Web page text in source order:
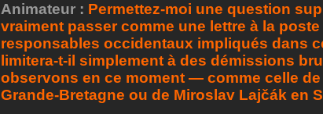
Animateur : Permettez-moi une question
vraiment passer comme une lettre à la
responsables occidentaux impliqués dans
limitera-t-il simplement à des démissions
observons en ce moment — comme celle
Grande-Bretagne ou de Miroslav Lajčák en